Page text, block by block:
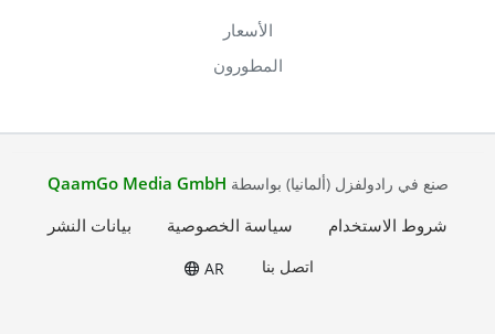
الأسعار
المطورون
صنع في رادولفزل (ألمانيا) بواسطة QaamGo Media GmbH
شروط الاستخدام
سياسة الخصوصية بيانات النشر
اتصل بنا AR